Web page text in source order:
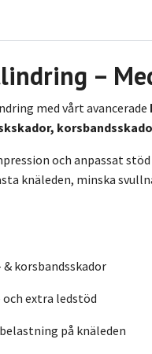
–
med vårt avancerade
och anpassat
knäleden, minska
korsbandsskador
extra ledstöd
på knäleden